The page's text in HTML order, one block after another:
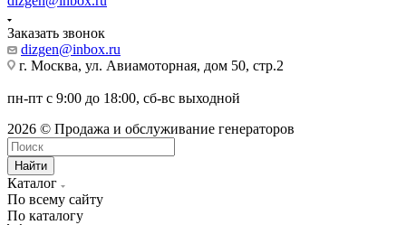
Заказать звонок
dizgen@inbox.ru
г. Москва, ул. Авиамоторная, дом 50, стр.2
пн-пт с 9:00 до 18:00, сб-вс выходной
2026 © Продажа и обслуживание генераторов
Найти
Каталог
По всему сайту
По каталогу